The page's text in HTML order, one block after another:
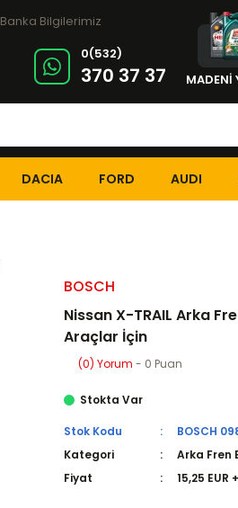
Banka Bilgilerimiz
0(532)
370 37 37 MADENİ
DACIA FORD AUDI
BOSCH
Nissan X-TRAIL Arka
Araçlar İçin
(0) Yorum - 0 Puan
Stokta Var
Stok Kodu
BOSCH
Kategori
Arka Fren
Fiyat
15,25 EUR